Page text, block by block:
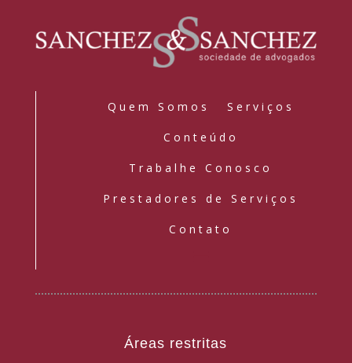
Quem Somos Serviços
Conteúdo
Trabalhe Conosco
Prestadores de Serviços
Contato
Áreas restritas